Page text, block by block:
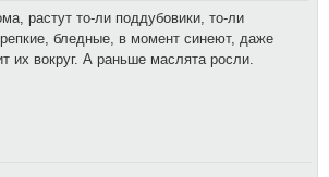
растут то-ли поддубовики, то-ли
бледные, в момент синеют, даже
их вокруг. А раньше маслята росли.